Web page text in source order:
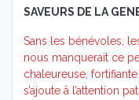
SAVEURS DE LA
Sans les bénévoles,
nous manquerait ce
chaleureuse,
s’ajoute â l’attention